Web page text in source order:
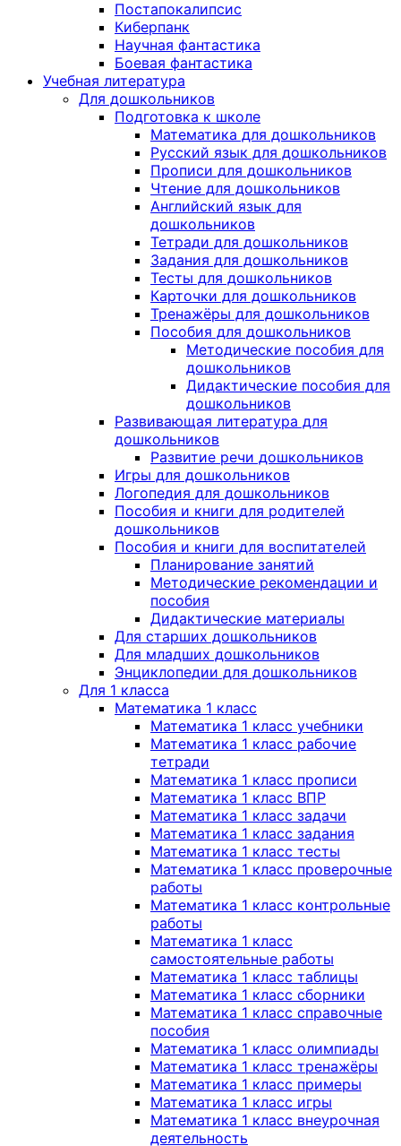
Постапокалипсис
Киберпанк
Научная фантастика
Боевая фантастика
Учебная литература
Для дошкольников
Подготовка к школе
Математика для дошкольников
Русский язык для дошкольников
Прописи для дошкольников
Чтение для дошкольников
Английский язык для
дошкольников
Тетради для дошкольников
Задания для дошкольников
Тесты для дошкольников
Карточки для дошкольников
Тренажёры для дошкольников
Пособия для дошкольников
Методические пособия для
дошкольников
Дидактические пособия для
дошкольников
Развивающая литература для
дошкольников
Развитие речи дошкольников
Игры для дошкольников
Логопедия для дошкольников
Пособия и книги для родителей
дошкольников
Пособия и книги для воспитателей
Планирование занятий
Методические рекомендации и
пособия
Дидактические материалы
Для старших дошкольников
Для младших дошкольников
Энциклопедии для дошкольников
Для 1 класса
Математика 1 класс
Математика 1 класс учебники
Математика 1 класс рабочие
тетради
Математика 1 класс прописи
Математика 1 класс ВПР
Математика 1 класс задачи
Математика 1 класс задания
Математика 1 класс тесты
Математика 1 класс проверочные
работы
Математика 1 класс контрольные
работы
Математика 1 класс
самостоятельные работы
Математика 1 класс таблицы
Математика 1 класс сборники
Математика 1 класс справочные
пособия
Математика 1 класс олимпиады
Математика 1 класс тренажёры
Математика 1 класс примеры
Математика 1 класс игры
Математика 1 класс внеурочная
деятельность